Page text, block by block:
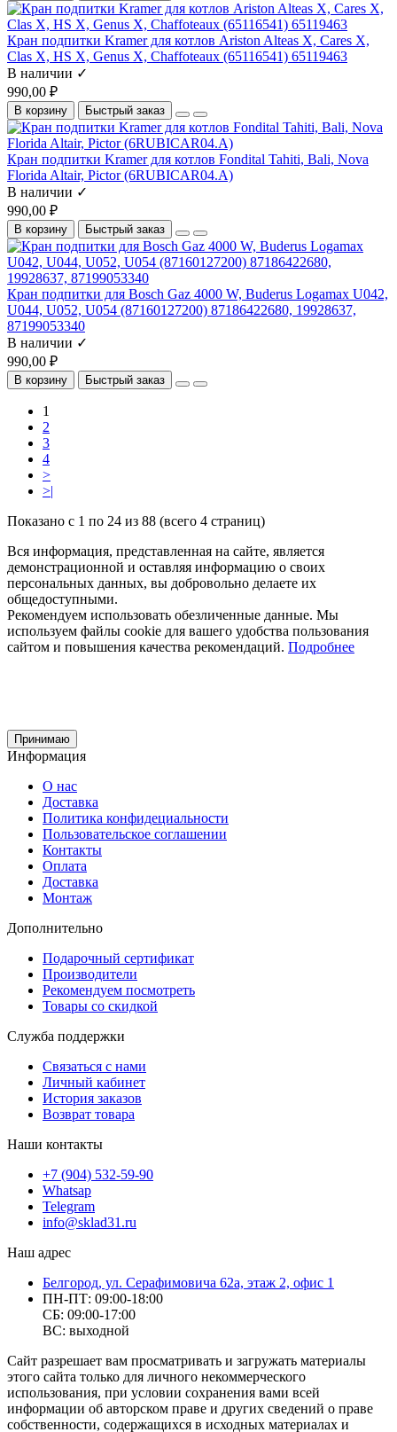
Кран подпитки Kramer для котлов Ariston Alteas X, Cares X,
Clas X, HS X, Genus X, Chaffoteaux (65116541) 65119463
В наличии ✓
990,00 ₽
В корзину Быстрый заказ
Кран подпитки Kramer для котлов Fondital Tahiti, Bali, Nova
Florida Altair, Pictor (6RUBICAR04.A)
В наличии ✓
990,00 ₽
В корзину Быстрый заказ
Кран подпитки для Bosch Gaz 4000 W, Buderus Logamax U042,
U044, U052, U054 (87160127200) 87186422680, 19928637,
87199053340
В наличии ✓
990,00 ₽
В корзину Быстрый заказ
1
2
3
4
>
>|
Показано с 1 по 24 из 88 (всего 4 страниц)
Вся информация, представленная на сайте, является
демонстрационной и оставляя информацию о своих
персональных данных, вы добровольно делаете их
общедоступными.
Рекомендуем использовать обезличенные данные. Мы
используем файлы cookie для вашего удобства пользования
сайтом и повышения качества рекомендаций. Подробнее
Принимаю
Информация
О нас
Доставка
Политика конфидециальности
Пользовательское соглашении
Контакты
Оплата
Доставка
Монтаж
Дополнительно
Подарочный сертификат
Производители
Рекомендуем посмотреть
Товары со скидкой
Служба поддержки
Связаться с нами
Личный кабинет
История заказов
Возврат товара
Наши контакты
+7 (904) 532-59-90
Whatsap
Telegram
info@sklad31.ru
Наш адрес
Белгород, ул. Серафимовича 62а, этаж 2, офис 1
ПН-ПТ: 09:00-18:00
СБ: 09:00-17:00
ВС: выходной
Сайт разрешает вам просматривать и загружать материалы
этого сайта только для личного некоммерческого
использования, при условии сохранения вами всей
информации об авторском праве и других сведений о праве
собственности, содержащихся в исходных материалах и